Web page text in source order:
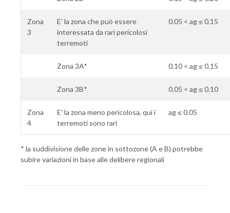
Zona
3
E' la zona che può essere
interessata da rari pericolosi
terremoti
0.05 < ag ≤ 0.15
Zona 3A* 0.10 < ag ≤ 0.15
Zona 3B* 0.05 < ag ≤ 0.10
Zona
4
E' la zona meno pericolosa, qui i
terremoti sono rari
ag ≤ 0.05
* la suddivisione delle zone in sottozone (A e B) potrebbe
subire variazioni in base alle delibere regionali